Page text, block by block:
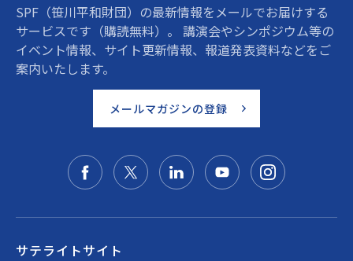
SPF（笹川平和財団）の最新情報をメールでお届けする
サービスです（購読無料）。 講演会やシンポジウム等の
イベント情報、サイト更新情報、報道発表資料などをご
案内いたします。
メールマガジンの登録
サテライトサイト